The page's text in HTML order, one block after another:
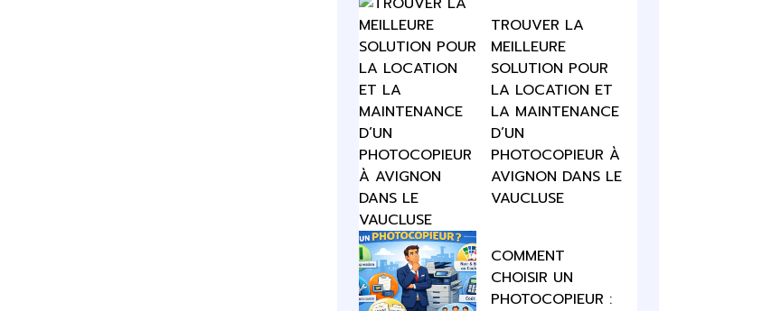
TROUVER LA
MEILLEURE
SOLUTION POUR
LA LOCATION ET
LA MAINTENANCE
D’UN
PHOTOCOPIEUR À
AVIGNON DANS LE
VAUCLUSE
COMMENT
CHOISIR UN
PHOTOCOPIEUR :